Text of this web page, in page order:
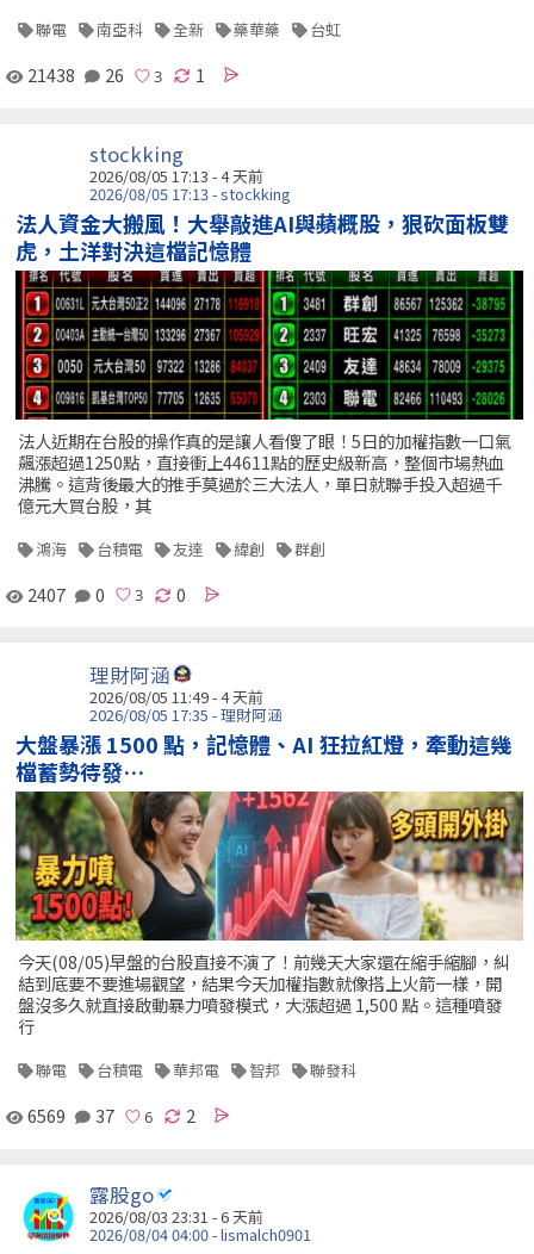
聯電 南亞科 全新 藥華藥 台虹
21438 26 1
stockking
2026/08/05 17:13 - 4 天前
2026/08/05 17:13 - stockking
法人資金大搬風！大舉敲進AI與蘋概股，狠砍面板雙
虎，土洋對決這檔記憶體
法人近期在台股的操作真的是讓人看傻了眼！5日的加權指數一口氣
飆漲超過1250點，直接衝上44611點的歷史級新高，整個市場熱血
沸騰。這背後最大的推手莫過於三大法人，單日就聯手投入超過千
億元大買台股，其
鴻海 台積電 友達 緯創 群創
2407 0 0
理財阿涵
2026/08/05 11:49 - 4 天前
2026/08/05 17:35 - 理財阿涵
大盤暴漲 1500 點，記憶體、AI 狂拉紅燈，牽動這幾
檔蓄勢待發…
今天(08/05)早盤的台股直接不演了！前幾天大家還在縮手縮腳，糾
結到底要不要進場觀望，結果今天加權指數就像搭上火箭一樣，開
盤沒多久就直接啟動暴力噴發模式，大漲超過 1,500 點。這種噴發
行
聯電 台積電 華邦電 智邦 聯發科
6569 37 2
露股go
2026/08/03 23:31 - 6 天前
2026/08/04 04:00 - lismalch0901